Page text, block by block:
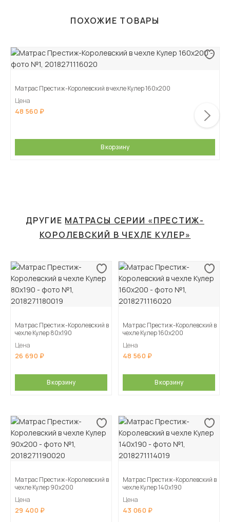
ПОХОЖИЕ ТОВАРЫ
Матрас Престиж-Королевский в чехле Кулер 160х200
Цена
48 560
В корзину
ДРУГИЕ МАТРАСЫ СЕРИИ «ПРЕСТИЖ-
КОРОЛЕВСКИЙ В ЧЕХЛЕ КУЛЕР»
Матрас Престиж-Королевский в
чехле Кулер 80х190
Цена
26 690
В корзину
Матрас Престиж-Королевский в
чехле Кулер 160х200
Цена
48 560
В корзину
Матрас Престиж-Королевский в
чехле Кулер 90х200
Цена
29 400
Матрас Престиж-Королевский в
чехле Кулер 140х190
Цена
43 060